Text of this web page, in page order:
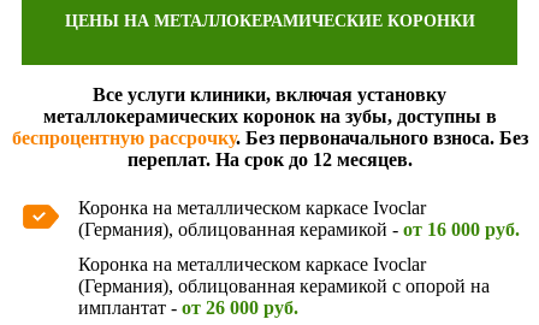
ЦЕНЫ НА МЕТАЛЛОКЕРАМИЧЕСКИЕ КОРОНКИ
Все услуги клиники, включая установку
металлокерамических коронок на зубы, доступны в
беспроцентную рассрочку. Без первоначального взноса. Без
переплат. На срок до 12 месяцев.
Коронка на металлическом каркасе Ivoclar
(Германия), облицованная керамикой - от 16 000 руб.
Коронка на металлическом каркасе Ivoclar
(Германия), облицованная керамикой с опорой на
имплантат - от 26 000 руб.